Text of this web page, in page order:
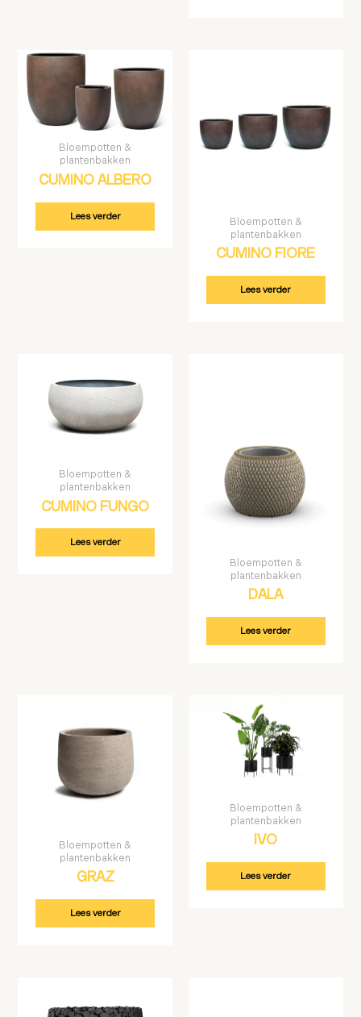
Bloempotten &
plantenbakken
CUMINO ALBERO
Lees verder
Bloempotten &
plantenbakken
CUMINO FIORE
Lees verder
Bloempotten &
plantenbakken
CUMINO FUNGO
Lees verder
Bloempotten &
plantenbakken
DALA
Lees verder
Bloempotten &
plantenbakken
GRAZ
Lees verder
Bloempotten &
plantenbakken
IVO
Lees verder